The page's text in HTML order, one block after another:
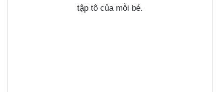
tập tô của mỗi bé.